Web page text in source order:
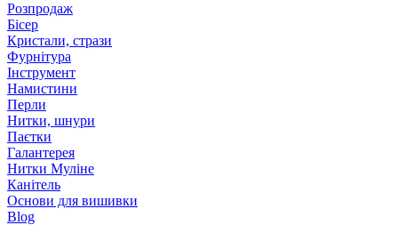
Розпродаж
Бісер
Кристали, стрази
Фурнітура
Інструмент
Намистини
Перли
Нитки, шнури
Паєтки
Галантерея
Нитки Муліне
Канітель
Основи для вишивки
Blog